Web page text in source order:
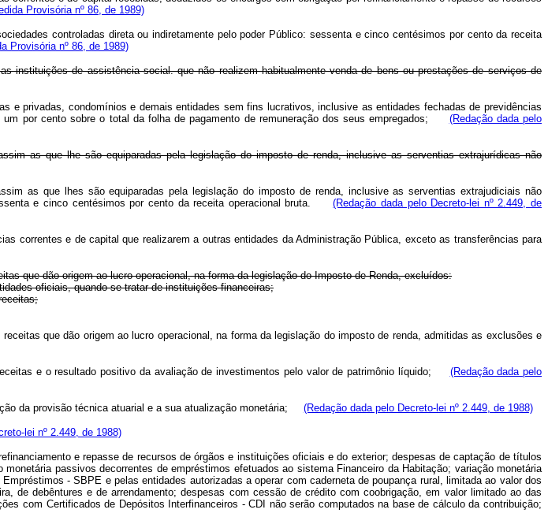
Provisória nº 86, de 1989)
controladas direta ou indiretamente pelo poder Público: sessenta e cinco centésimos por cento da receita
Provisória nº 86, de 1989)
de assistência social. que não realizem habitualmente venda de bens ou prestações de serviços de
e privadas, condomínios e demais entidades sem fins lucrativos, inclusive as entidades fechadas de previdências
por cento sobre o total da folha de pagamento de remuneração dos seus empregados; (Redação dada pelo
as que lhe são equiparadas pela legislação do imposto de renda, inclusive as serventias extrajurídicas não
as que lhes são equiparadas pela legislação do imposto de renda, inclusive as serventias extrajudiciais não
e cinco centésimos por cento da receita operacional bruta.(Redação dada pelo Decreto-lei nº 2.449, de
e de capital que realizarem a outras entidades da Administração Pública, exceto as transferências para
que dão origem ao lucro operacional, na forma da legislação do Imposto de Renda, excluídos:
oficiais, quando se tratar de instituições financeiras;
que dão origem ao lucro operacional, na forma da legislação do imposto de renda, admitidas as exclusões e
e o resultado positivo da avaliação de investimentos pelo valor de patrimônio líquido; (Redação dada pelo
da provisão técnica atuarial e a sua atualização monetária; (Redação dada pelo Decreto-lei nº 2.449, de 1988)
lei nº 2.449, de 1988)
e repasse de recursos de órgãos e instituições oficiais e do exterior; despesas de captação de títulos
passivos decorrentes de empréstimos efetuados ao sistema Financeiro da Habitação; variação monetária
- SBPE e pelas entidades autorizadas a operar com caderneta de poupança rural, limitada ao valor dos
de debêntures e de arrendamento; despesas com cessão de crédito com coobrigação, em valor limitado ao das
com Certificados de Depósitos Interfinanceiros - CDI não serão computados na base de cálculo da contribuição;